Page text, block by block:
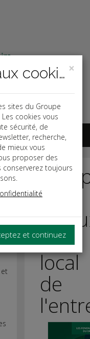
OK
les
du
local
de
×
Politique relative aux cookies
sites du Groupe
cookies vous
sécurité, de
recherche,
mieux vous
proposer des
conserverez toujours
et continuez